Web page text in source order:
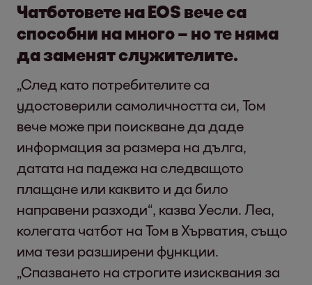
Чатботовете на EOS вече са
способни на много – но те няма
да заменят служителите.
„След като потребителите са
удостоверили самоличността си, Том
вече може при поискване да даде
информация за размера на дълга,
датата на падежа на следващото
плащане или каквито и да било
направени разходи“, казва Уесли. Леа,
колегата чатбот на Том в Хърватия, също
има тези разширени функции.
„Спазването на строгите изисквания за